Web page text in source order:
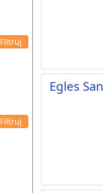
Egles